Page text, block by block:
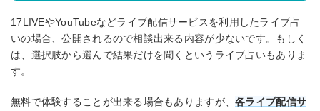
17LIVEやYouTubeなどライブ配信サービスを利用したライブ占
いの場合、公開されるので相談出来る内容が少ないです。もしく
は、選択肢から選んで結果だけを聞くというライブ占いもありま
す。
無料で体験することが出来る場合もありますが、各ライブ配信サ